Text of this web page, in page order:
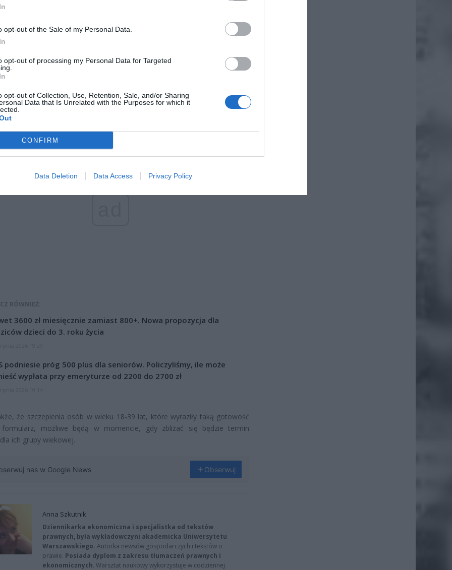
opt-out of the Sale of my Personal Data.
opt-out of processing my Personal Data for Targeted
opt-out of Collection, Use, Retention, Sale, and/or Sharing
Data that Is Unrelated with the Purposes for which it
CONFIRM
Data Deletion Data Access Privacy Policy
Fot. Łukasz / Warszawa w Pigułce
dwóch tygodniach do punktów szczepień w całej Polsce trafi łącznie
miliony szczepionek, które na bieżąco będą wykorzystywane do prowadzenia
pierwszą i drugą dawką”– zapowiedział na konferencji prasowej Michał
RÓWNIEŻ:
3600 zł miesięcznie zamiast 800+. Nowa propozycja dla
dzieci do 3. roku życia
podniesie próg 500 plus dla seniorów. Policzyliśmy, ile może
wypłata przy emeryturze od 2200 do 2700 zł
że szczepienia osób w wieku 18-39 lat, które wyraziły taką gotowość
formularz, możliwe będą w momencie, gdy zbliżać się będzie termin
ich grupy wiekowej.
nas w Google News Obserwuj
Anna Szkutnik
Dziennikarka ekonomiczna i specjalistka od tekstów
prawnych, była wykładowczyni akademicka Uniwersytetu
Warszawskiego. Autorka newsów gospodarczych i tekstów o
prawie. Posiada dyplom z zakresu tłumaczeń prawnych i
ekonomicznych. Warsztat naukowy wykorzystuje w codziennej